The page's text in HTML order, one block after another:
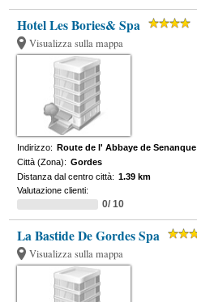
Hotel Les Bories& Spa
Visualizza sulla mappa
Indirizzo: Route de l' Abbaye de Senanque
Città (Zona): Gordes
Distanza dal centro città: 1.39 km
Valutazione clienti:
0/ 10
La Bastide De Gordes Spa
Visualizza sulla mappa